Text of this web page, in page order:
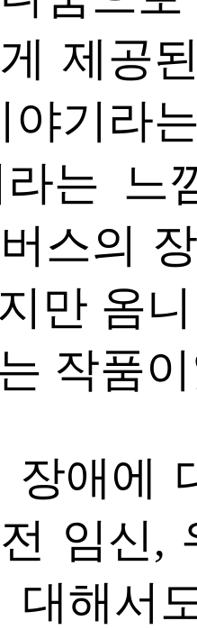
제공
야기라
는 느
스의
만 옴
작품
장애에
임신,
대해서